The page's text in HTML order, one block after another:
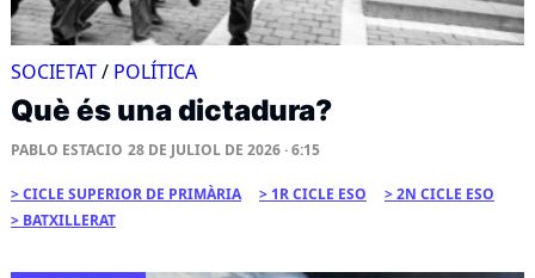
SOCIETAT/ POLÍTICA
Què és una dictadura?
PABLO ESTACIO 28 DE JULIOL DE 2026 · 6:15
CICLE SUPERIOR DE PRIMÀRIA 1R CICLE ESO
2N CICLE ESO
BATXILLERAT